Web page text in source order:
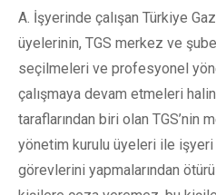
A. İşyerinde çalışan Türkiye
üyelerinin, TGS merkez ve
seçilmeleri ve profesyonel
çalışmaya devam etmeleri
taraflarından biri olan TGS’nin
yönetim kurulu üyeleri ile
görevlerini yapmalarından